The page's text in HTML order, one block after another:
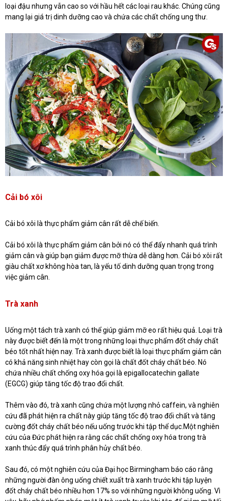
loại đậu nhưng vẫn cao so với hầu hết các loại rau khác. Chúng cũng
mang lại giá trị dinh dưỡng cao và chứa các chất chống ung thư.
Cải bó xôi
Cải bó xôi là thực phẩm giảm cân rất dễ chế biến.
Cải bó xôi là thực phẩm giảm cân bởi nó có thể đẩy nhanh quá trình
giảm cân và giúp bạn giảm được mỡ thừa dễ dàng hơn. Cải bó xôi rất
giàu chất xơ không hòa tan, là yếu tố dinh dưỡng quan trọng trong
việc giảm cân.
Trà xanh
Uống một tách trà xanh có thể giúp giảm mỡ eo rất hiệu quả. Loại trà
này được biết đến là một trong những loại thực phẩm đốt cháy chất
béo tốt nhất hiện nay. Trà xanh được biết là loại thực phẩm giảm cân
có khả năng sinh nhiệt hay còn gọi là chất đốt cháy chất béo. Nó
chứa nhiều chất chống oxy hóa gọi là epigallocatechin gallate
(EGCG) giúp tăng tốc độ trao đổi chất.
Thêm vào đó, trà xanh cũng chứa một lượng nhỏ caffein, và nghiên
cứu đã phát hiện ra chất này giúp tăng tốc độ trao đổi chất và tăng
cường đốt cháy chất béo nếu uống trước khi tập thể dục.Một nghiên
cứu của Đức phát hiện ra rằng các chất chống oxy hóa trong trà
xanh thúc đẩy quá trình phân hủy chất béo.
Sau đó, có một nghiên cứu của Đại học Birmingham báo cáo rằng
những người đàn ông uống chiết xuất trà xanh trước khi tập luyện
đốt cháy chất béo nhiều hơn 17% so với những người không uống. Vì